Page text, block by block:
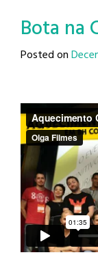
Bota na
Posted on